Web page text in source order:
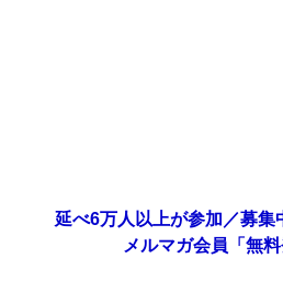
延べ6万人以上が参加／募
メルマガ会員「無